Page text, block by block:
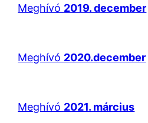
Meghívó 2019. december
Meghívó 2020.december
Meghívó 2021. március